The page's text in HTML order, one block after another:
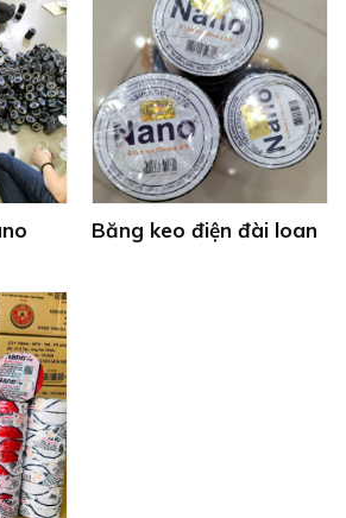
Băng keo điện đài loan